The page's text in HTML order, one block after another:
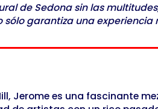
de Sedona sin las
sólo garantiza una
Jerome es una fascinante